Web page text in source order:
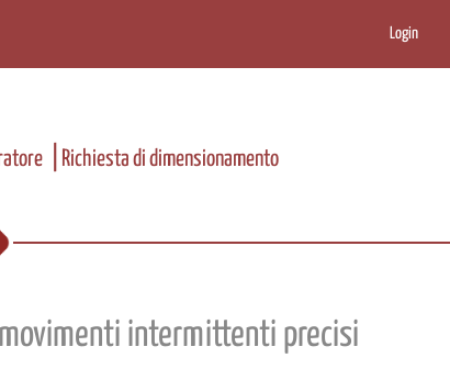
Login
Richiesta di dimensionamento
intermittenti precisi